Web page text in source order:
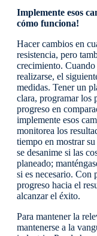
Implemente esos
cómo funciona!
Hacer cambios en
resistencia, pero
crecimiento.
realizarse, el
medidas. Tener un
clara, programar los
progreso en
implemente esos
monitorea los
tiempo en mostrar
se desanime si las
planeado;
si es necesario. Con
progreso hacia el
alcanzar el éxito.
Para mantener la
mantenerse a la